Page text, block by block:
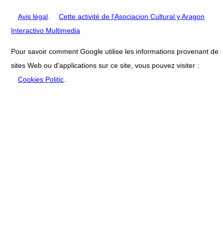
Avis légal
Cette activité de l'Asociacion Cultural y Aragon
Interactivo Multimedia
Pour savoir comment Google utilise les informations provenant de
sites Web ou d'applications sur ce site, vous pouvez visiter :
Cookies Politic